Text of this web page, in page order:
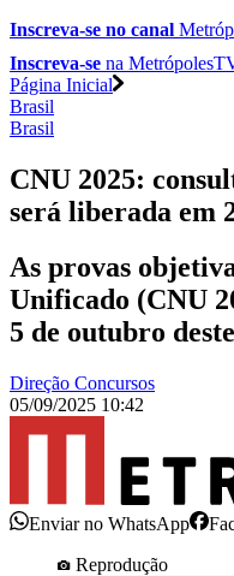
Inscreva-se no canal
Inscreva-se na
Página Inicial
Brasil
Brasil
CNU 2025:
será liberada em
As provas
Unificado (CNU
5 de outubro
Direção Concursos
05/09/2025 10:42
Enviar no WhatsApp
Reprodução